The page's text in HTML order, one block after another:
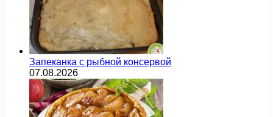
Запеканка с рыбной консервой
07.08.2026